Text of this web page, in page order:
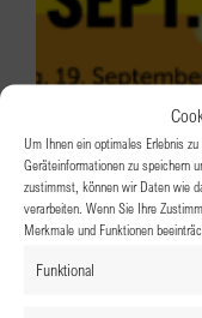
Um Ihnen ein optimales Erlebnis
Geräteinformationen zu speichern
zustimmst, können wir Daten wie
verarbeiten. Wenn Sie Ihre
Merkmale und Funktionen
Funktional